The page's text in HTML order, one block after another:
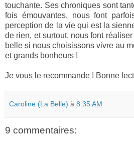
touchante. Ses chroniques sont
fois émouvantes, nous font
perception de la vie qui est la
de rien, et surtout, nous font
belle si nous choisissons vivre au
et grands bonheurs !
Je vous le recommande ! Bonne
Caroline (La Belle) à 8:35 AM
9 commentaires: